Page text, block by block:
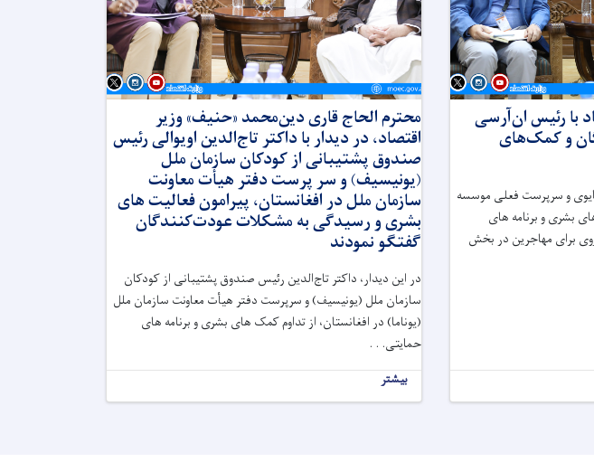
با رئیس ان‌آر‌سی
و کمک‌های
و سرپرست فعلی موسسه
بشری و برنامه های
برای مهاجرین در بخش
محترم الحاج قاری دین‌محمد «حنیف» وزیر
اقتصاد، در دیدار با داکتر تاج‌الدین اویوالی رئیس
صندوق پشتیبانی از کودکان سازمان ملل
(یونیسیف) و سر پرست دفتر هیأت معاونت
سازمان ملل در افغانستان، پیرامون فعالیت های
بشری و رسیدگی به مشکلات عودت‌کنندگان
گفتگو نمودند
در این دیدار، داکتر تاج‌الدین رئیس صندوق پشتیبانی از کودکان
سازمان ملل (یونیسیف) و سرپرست دفتر هیأت معاونت سازمان ملل
(یوناما) در افغانستان، از تداوم کمک های بشری و برنامه های
حمایتی. . .
بیشتر